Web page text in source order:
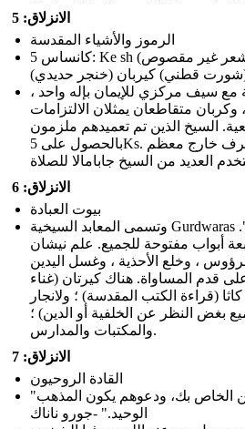
الانزلاق: 5
الرموز والأشياء المقدسة
5 كانساس: Ke sh (شعر غير مقصوص) كانغا (مشط خشبي) كارا (سوار
(شورت قطني) كيربان (خنجر حديدي)
مع سيف مركزي للإيمان بإله واحد ،
متقاطعان يمثلان الالتزامات
السيخ الذين تم تعميدهم ملزمون
بالحصول على 5Ks. العلم "نيشان صاحب" يرفرف خارج معظم
الانزلاق: 6
بيوت العبادة
وتسمى المعابد السيخية Gurdwaras أو "الباب الذي يؤدي إلى جورو".
أبواب مفتوحة للجميع. علم نيشان
، وخلع الأحذية ، وغسل اليدين
قدم المساواة. هناك كيرتان (غناء
(قراءة الكتب المقدسة) ؛ ولانجار
بغض النظر عن الخلفية أو الدين) ؛
والمكتبات والمدارس.
الانزلاق: 7
القادة الروحيون
"قبول جميع البشر كما متساوين الخاص بك، ودعوهم يكون المذهب
الوحيد." -جورو ناناك